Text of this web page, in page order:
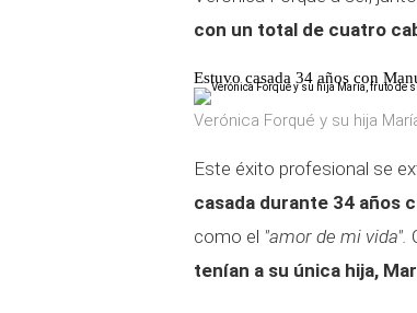
con un total de cuatro
Estuvo casada 34 años con
Verónica Forqué y su hija
Este éxito profesional se
casada durante 34 años
como el "amor de mi vida".
tenían a su única hija,